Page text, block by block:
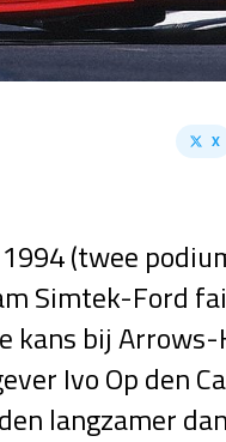
X
(twee
Simtek-Ford
kans bij
Ivo Op den
langzamer